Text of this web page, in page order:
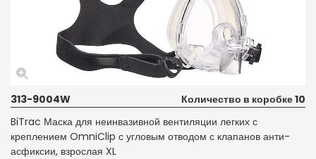
313-9004W
Количество в коробке 10
BiTrac Маска для неинвазивной вентиляции легких с
креплением OmniClip с угловым отводом с клапанов анти-
асфиксии, взрослая XL